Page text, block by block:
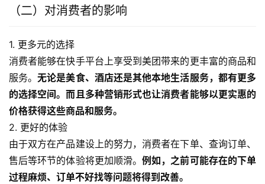
（二）对消费者的影响
1. 更多元的选择
消费者能够在快手平台上享受到美团带来的更丰富的商品和
服务。无论是美食、酒店还是其他本地生活服务，都有更多
的选择空间。而且多种营销形式也让消费者能够以更实惠的
价格获得这些商品和服务。
2. 更好的体验
由于双方在产品建设上的努力，消费者在下单、查询订单、
售后等环节的体验将更加顺滑。例如，之前可能存在的下单
过程麻烦、订单不好找等问题将得到改善。